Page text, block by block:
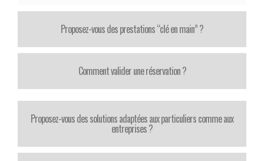
Proposez-vous des prestations “clé en main” ?
Comment valider une réservation ?
Proposez-vous des solutions adaptées aux particuliers comme aux
entreprises ?